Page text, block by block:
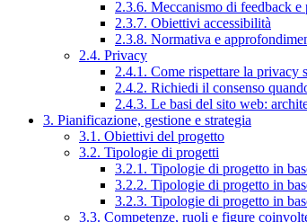
2.3.6. Meccanismo di feedback e
2.3.7. Obiettivi accessibilità
2.3.8. Normativa e
2.4. Privacy
2.4.1. Come rispettare la privacy
2.4.2. Richiedi il consenso
2.4.3. Le basi del sito web:
3. Pianificazione, gestione e strategia
3.1. Obiettivi del progetto
3.2. Tipologie di progetti
3.2.1. Tipologie di progetto in
3.2.2. Tipologie di progetto in
3.2.3. Tipologie di progetto in
3.3. Competenze, ruoli e figure